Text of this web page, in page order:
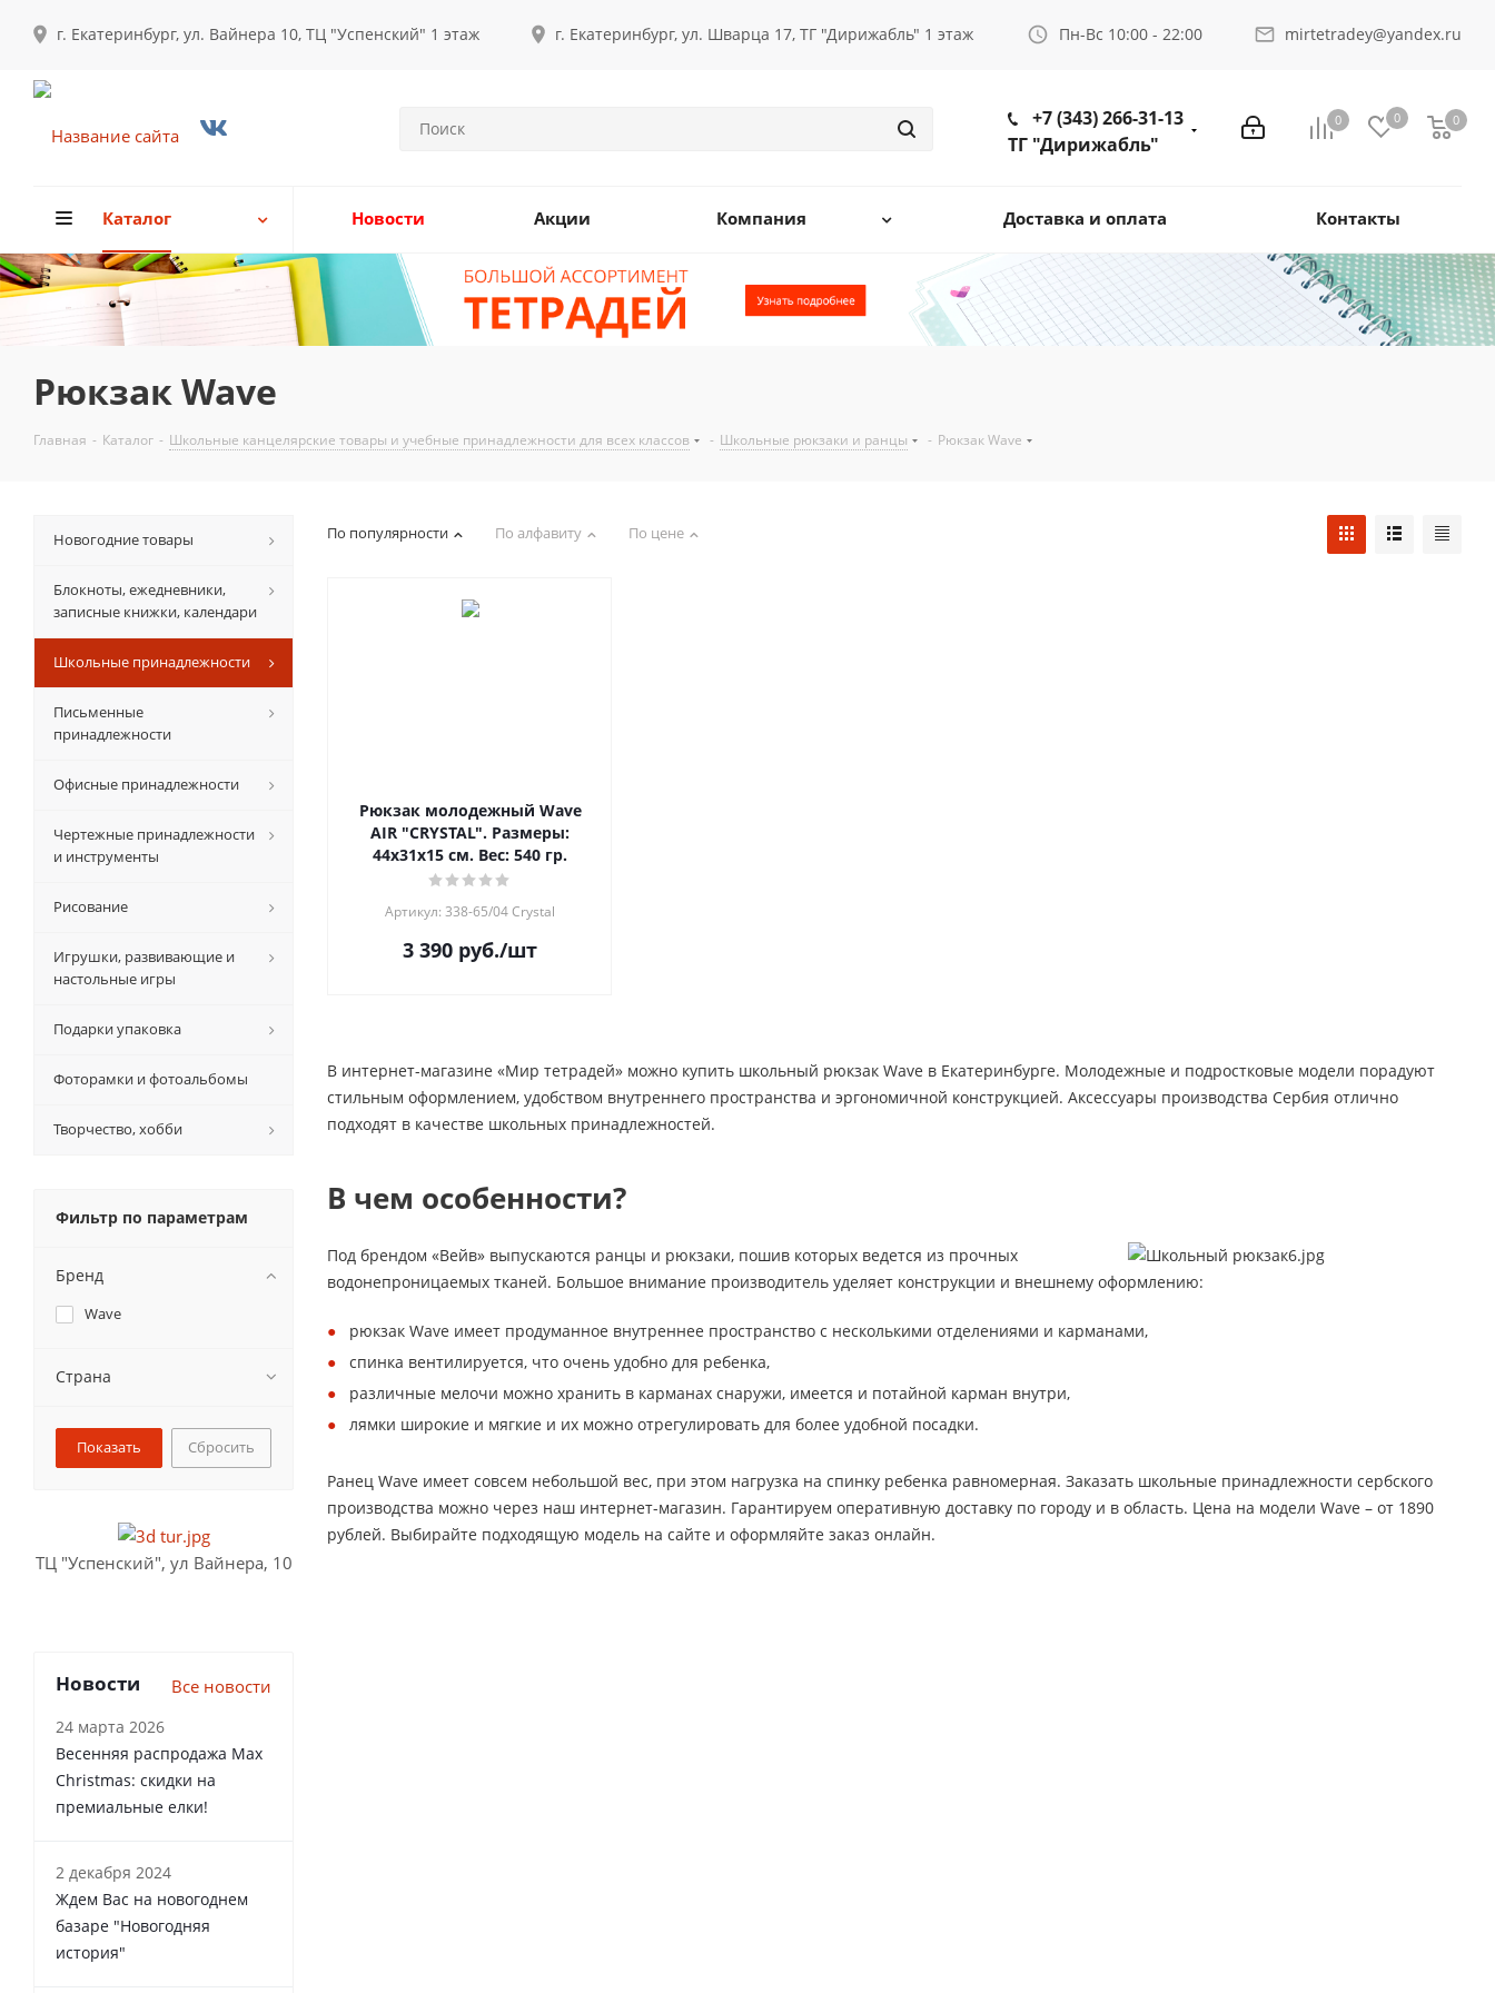
г. Екатеринбург, ул. Вайнера 10, ТЦ "Успенский" 1 этаж г. Екатеринбург, ул. Шварца 17, ТГ "Дирижабль" 1 этаж Пн-Вс 10:00 - 22:00 mirtetradey@yandex.ru
0 0 0
+7 (343) 266-31-13
ТГ "Дирижабль"
Каталог Новости Акции Компания Доставка и оплата Контакты
Рюкзак Wave
Главная - Каталог - Школьные канцелярские товары и учебные принадлежности для всех классов - Школьные рюкзаки и ранцы - Рюкзак Wave
По популярности По алфавиту По цене
Рюкзак молодежный Wave
AIR "CRYSTAL". Размеры:
44х31х15 см. Вес: 540 гр.
Артикул: 338-65/04 Crystal
3 390 руб./шт
В интернет-магазине «Мир тетрадей» можно купить школьный рюкзак Wave в Екатеринбурге. Молодежные и подростковые модели порадуют
стильным оформлением, удобством внутреннего пространства и эргономичной конструкцией. Аксессуары производства Сербия отлично
подходят в качестве школьных принадлежностей.
В чем особенности?
Под брендом «Вейв» выпускаются ранцы и рюкзаки, пошив которых ведется из прочных
водонепроницаемых тканей. Большое внимание производитель уделяет конструкции и внешнему оформлению:
рюкзак Wave имеет продуманное внутреннее пространство с несколькими отделениями и карманами,
спинка вентилируется, что очень удобно для ребенка,
различные мелочи можно хранить в карманах снаружи, имеется и потайной карман внутри,
лямки широкие и мягкие и их можно отрегулировать для более удобной посадки.
Ранец Wave имеет совсем небольшой вес, при этом нагрузка на спинку ребенка равномерная. Заказать школьные принадлежности сербского
производства можно через наш интернет-магазин. Гарантируем оперативную доставку по городу и в область. Цена на модели Wave – от 1890
рублей. Выбирайте подходящую модель на сайте и оформляйте заказ онлайн.
Новогодние товары
Блокноты, ежедневники,
записные книжки, календари
Школьные принадлежности
Письменные
принадлежности
Офисные принадлежности
Чертежные принадлежности
и инструменты
Рисование
Игрушки, развивающие и
настольные игры
Подарки упаковка
Фоторамки и фотоальбомы
Творчество, хобби
Фильтр по параметрам
Бренд
Wave
Страна
Сбросить
ТЦ "Успенский", ул Вайнера, 10
Новости Все новости
24 марта 2026
Весенняя распродажа Max
Christmas: скидки на
премиальные елки!
2 декабря 2024
Ждем Вас на новогоднем
базаре "Новогодняя
история"